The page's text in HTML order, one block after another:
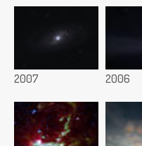
2007 2006